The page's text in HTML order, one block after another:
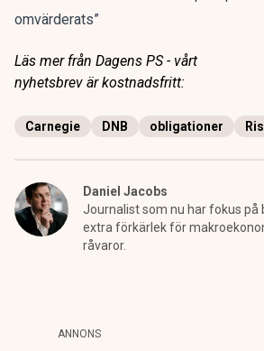
omvärderats”
Läs mer från Dagens PS - vårt
nyhetsbrev är kostnadsfritt:
Carnegie DNB obligationer
Daniel Jacobs
Journalist som nu har fokus på
extra förkärlek för
råvaror.
ANNONS